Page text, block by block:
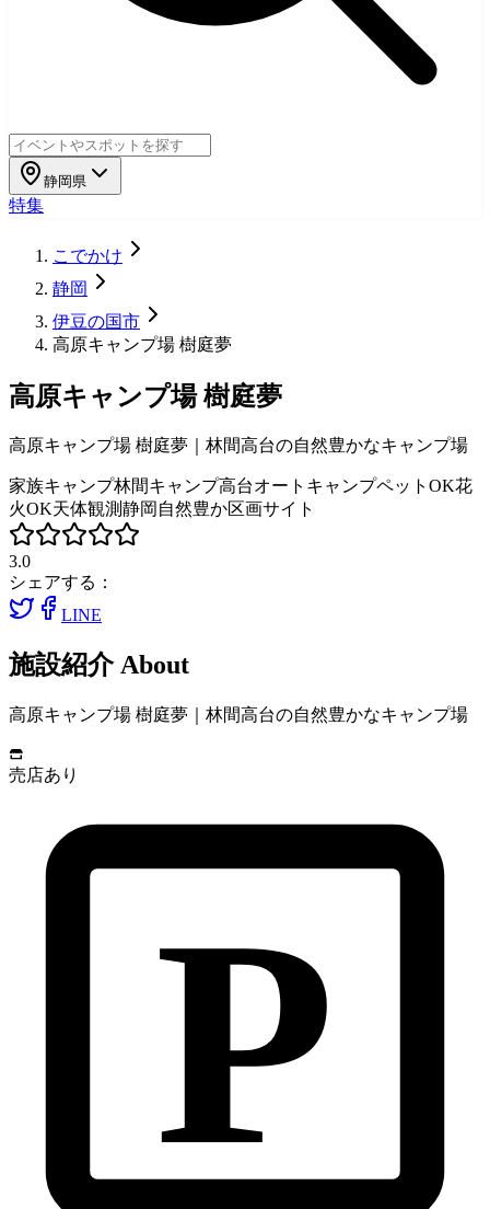
静岡県
特集
こでかけ
静岡
伊豆の国市
高原キャンプ場 樹庭夢
高原キャンプ場 樹庭夢
高原キャンプ場 樹庭夢｜林間高台の自然豊かなキャンプ場
家族キャンプ林間キャンプ高台オートキャンプペットOK花
火OK天体観測静岡 自然豊か区画サイト
3.0
シェアする：
LINE
施設紹介 About
高原キャンプ場 樹庭夢｜林間高台の自然豊かなキャンプ場
売店あり
P